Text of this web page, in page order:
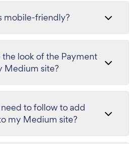
mobile-friendly?
the look of the Payment
Medium site?
to follow to add
my Medium site?